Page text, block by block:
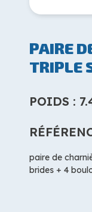
PAIRE
TRIPLE
POIDS :
paire de
brides + 4